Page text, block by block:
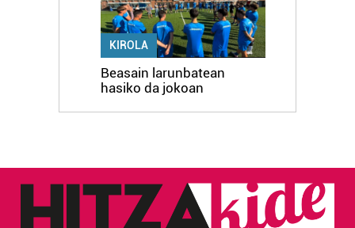
KIROLA
Beasain larunbatean
hasiko da jokoan